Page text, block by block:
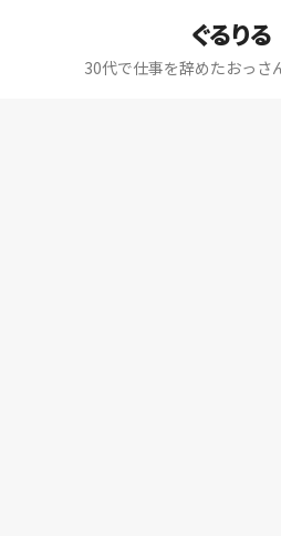
ぐるりる
30代で仕事を辞めたおっさ